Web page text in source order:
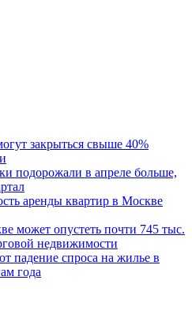
закрыться свыше 40%
подорожали в апреле больше,
аренды квартир в Москве
может опустеть почти 745 тыс.
недвижимости
падение спроса на жилье в
года